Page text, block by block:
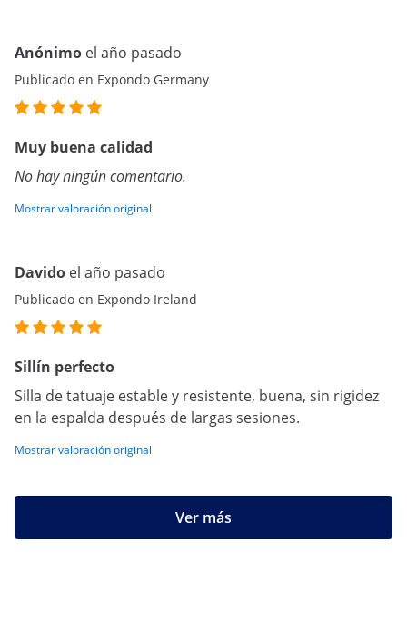
Anónimo el año pasado
Publicado en Expondo Germany
Muy buena calidad
No hay ningún comentario.
Mostrar valoración original
Davido el año pasado
Publicado en Expondo Ireland
Sillín perfecto
Silla de tatuaje estable y resistente, buena, sin rigidez
en la espalda después de largas sesiones.
Mostrar valoración original
Ver más